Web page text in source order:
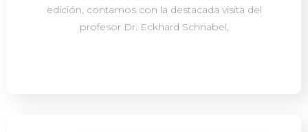
edición, contamos con la destacada visita del
profesor Dr. Eckhard Schnabel,